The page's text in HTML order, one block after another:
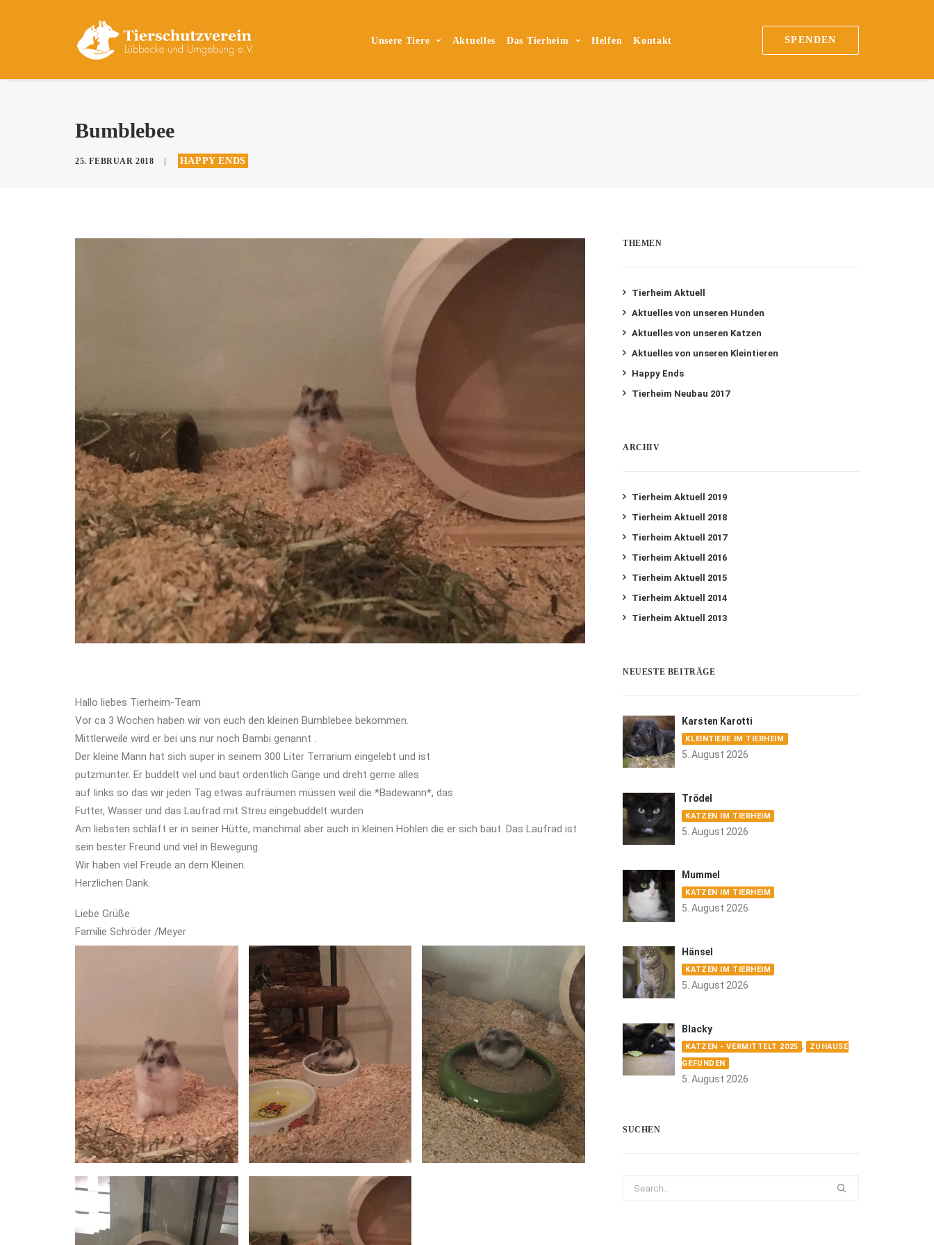
Unsere Tiere Aktuelles Das Tierheim Helfen Kontakt SPENDEN
Bumblebee
25. FEBRUAR 2018 HAPPY ENDS
Hallo liebes Tierheim-Team
Vor ca 3 Wochen haben wir von euch den kleinen Bumblebee bekommen.
Mittlerweile wird er bei uns nur noch Bambi genannt .
Der kleine Mann hat sich super in seinem 300 Liter Terrarium eingelebt und ist
putzmunter. Er buddelt viel und baut ordentlich Gänge und dreht gerne alles
auf links so das wir jeden Tag etwas aufräumen müssen weil die *Badewann*, das
Futter, Wasser und das Laufrad mit Streu eingebuddelt wurden
Am liebsten schläft er in seiner Hütte, manchmal aber auch in kleinen Höhlen die er sich baut. Das Laufrad ist
sein bester Freund und viel in Bewegung.
Wir haben viel Freude an dem Kleinen.
Herzlichen Dank.
Liebe Grüße
Familie Schröder /Meyer
THEMEN
Tierheim Aktuell
Aktuelles von unseren Hunden
Aktuelles von unseren Katzen
Aktuelles von unseren Kleintieren
Happy Ends
Tierheim Neubau 2017
ARCHIV
Tierheim Aktuell 2019
Tierheim Aktuell 2018
Tierheim Aktuell 2017
Tierheim Aktuell 2016
Tierheim Aktuell 2015
Tierheim Aktuell 2014
Tierheim Aktuell 2013
NEUESTE BEITRÄGE
Karsten Karotti
KLEINTIERE IM TIERHEIM
5. August 2026
Trödel
KATZEN IM TIERHEIM
5. August 2026
Mummel
KATZEN IM TIERHEIM
5. August 2026
Hänsel
KATZEN IM TIERHEIM
5. August 2026
Blacky
KATZEN - VERMITTELT 2025 ,
ZUHAUSE
GEFUNDEN
5. August 2026
SUCHEN